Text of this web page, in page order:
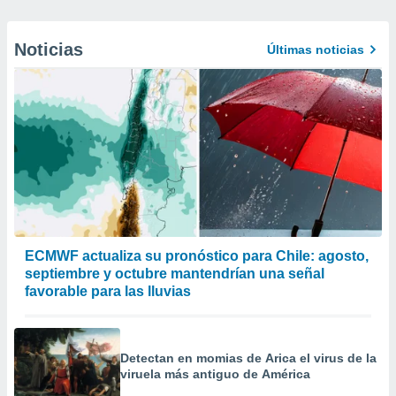
Noticias Últimas noticias
ECMWF actualiza su pronóstico para Chile: agosto,
septiembre y octubre mantendrían una señal
favorable para las lluvias
Detectan en momias de Arica el virus de la
viruela más antiguo de América